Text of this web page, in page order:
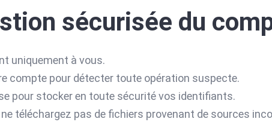
sécurisée du
uniquement à vous.
compte pour détecter toute opération suspecte.
pour stocker en toute sécurité vos identifiants.
téléchargez pas de fichiers provenant de sources